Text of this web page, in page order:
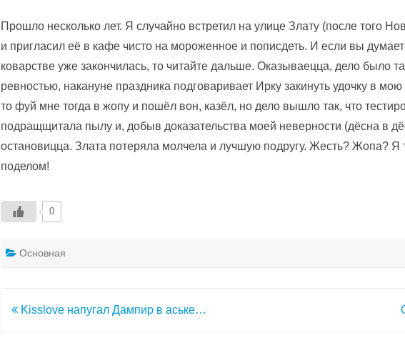
Прошло несколько лет. Я случайно встретил на улице Злату (после того
и пригласил её в кафе чисто на мороженное и пописдеть. И если вы
коварстве уже закончилась, то читайте дальше. Оказываецца, дело было
ревностью, накануне праздника подговаривает Ирку закинуть удочку в
то фуй мне тогда в жопу и пошёл вон, казёл, но дело вышло так, что
подращщитала пылу и, добыв доказательства моей неверности (дёсна в
остановицца. Злата потеряла молчела и лучшую подругу. Жесть? Жопа? Я
поделом!
0
Основная
Навигация
Kisslove напугал Дампир в аське…